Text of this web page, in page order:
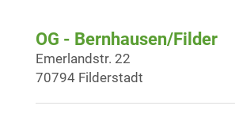
OG - Bernhausen/Filder
Emerlandstr. 22
70794 Filderstadt